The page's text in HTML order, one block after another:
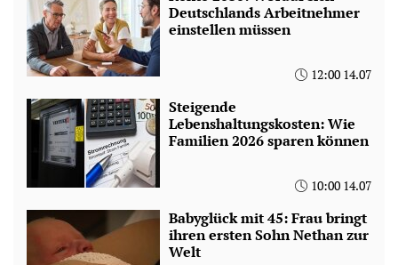
Deutschlands Arbeitnehmer
einstellen müssen
12:00 14.07
Steigende
Lebenshaltungskosten: Wie
Familien 2026 sparen können
10:00 14.07
Babyglück mit 45: Frau bringt
ihren ersten Sohn Nethan zur
Welt